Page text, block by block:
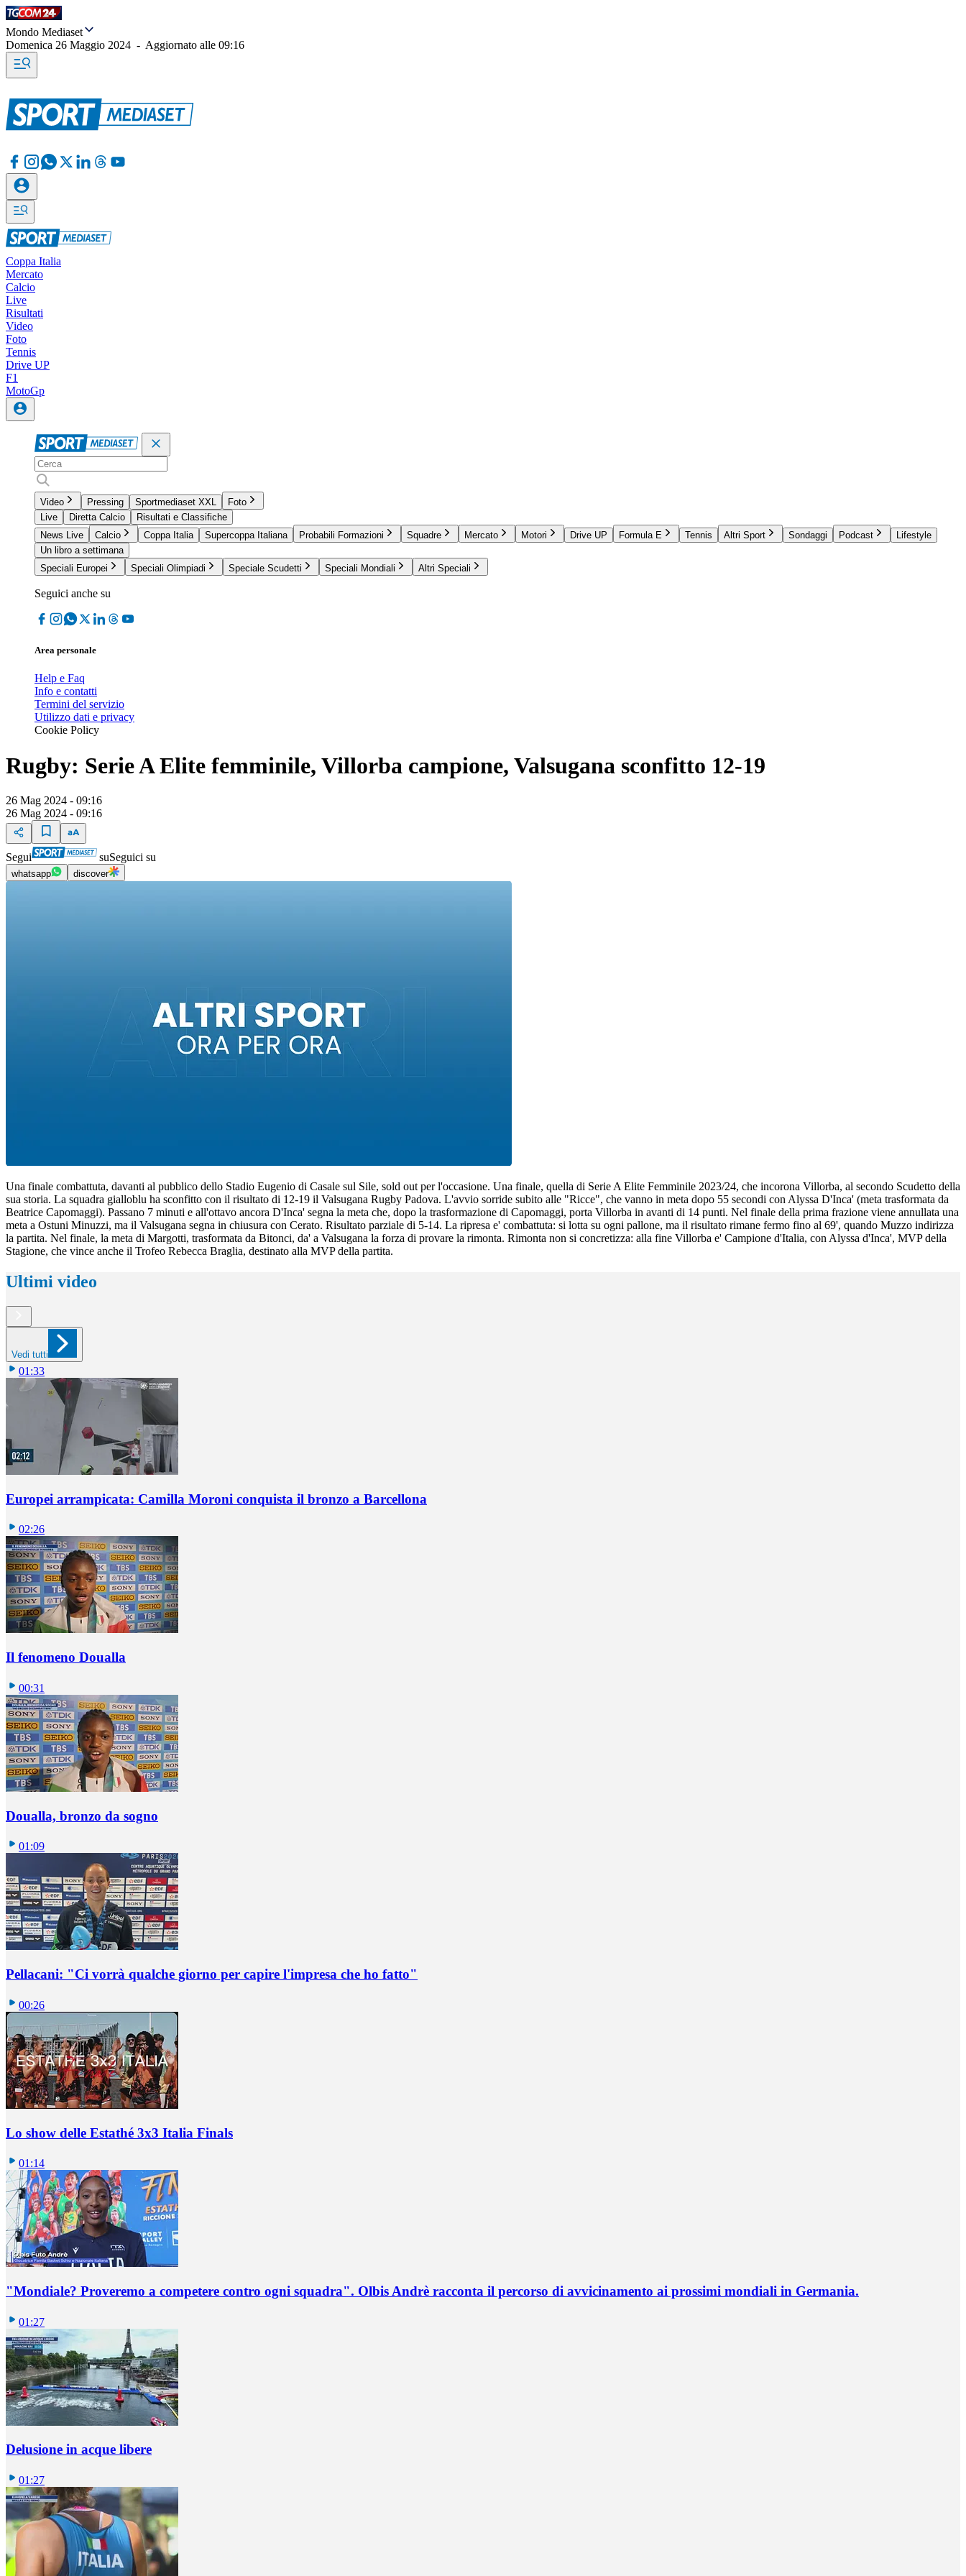
Mondo Mediaset
Domenica 26 Maggio 2024 - Aggiornato alle 09:16
Coppa Italia
Mercato
Calcio
Live
Risultati
Video
Foto
Tennis
Drive UP
F1
MotoGp
Video Pressing Sportmediaset XXL
Foto
Live
Diretta Calcio
Risultati e Classifiche
News Live
Calcio Coppa Italia Supercoppa Italiana Probabili Formazioni Squadre Mercato Motori Drive UP Formula E Tennis Altri Sport Sondaggi Podcast
Lifestyle
Un libro a settimana
Speciali Europei
Speciali Olimpiadi Speciale Scudetti Speciali Mondiali Altri Speciali
Seguici anche su
Area personale
Help e Faq
Info e contatti
Termini del servizio
Utilizzo dati e privacy
Cookie Policy
Rugby: Serie A Elite femminile, Villorba campione, Valsugana sconfitto 12-19
26 Mag 2024 - 09:16
26 Mag 2024 - 09:16
Segui suSeguici su
whatsapp discover
Una finale combattuta, davanti al pubblico dello Stadio Eugenio di Casale sul Sile, sold out per l'occasione. Una finale, quella di Serie A Elite Femminile 2023/24, che incorona Villorba, al secondo Scudetto della
sua storia. La squadra gialloblu ha sconfitto con il risultato di 12-19 il Valsugana Rugby Padova. L'avvio sorride subito alle "Ricce", che vanno in meta dopo 55 secondi con Alyssa D'Inca' (meta trasformata da
Beatrice Capomaggi). Passano 7 minuti e all'ottavo ancora D'Inca' segna la meta che, dopo la trasformazione di Capomaggi, porta Villorba in avanti di 14 punti. Nel finale della prima frazione viene annullata una
meta a Ostuni Minuzzi, ma il Valsugana segna in chiusura con Cerato. Risultato parziale di 5-14. La ripresa e' combattuta: si lotta su ogni pallone, ma il risultato rimane fermo fino al 69', quando Muzzo indirizza
la partita. Nel finale, la meta di Margotti, trasformata da Bitonci, da' a Valsugana la forza di provare la rimonta. Rimonta non si concretizza: alla fine Villorba e' Campione d'Italia, con Alyssa d'Inca', MVP della
Stagione, che vince anche il Trofeo Rebecca Braglia, destinato alla MVP della partita.
Ultimi video
Vedi tutti
01:33
Europei arrampicata: Camilla Moroni conquista il bronzo a Barcellona
02:26
Il fenomeno Doualla
00:31
Doualla, bronzo da sogno
01:09
Pellacani: "Ci vorrà qualche giorno per capire l'impresa che ho fatto"
00:26
Lo show delle Estathé 3x3 Italia Finals
01:14
"Mondiale? Proveremo a competere contro ogni squadra". Olbis Andrè racconta il percorso di avvicinamento ai prossimi mondiali in Germania.
01:27
Delusione in acque libere
01:27